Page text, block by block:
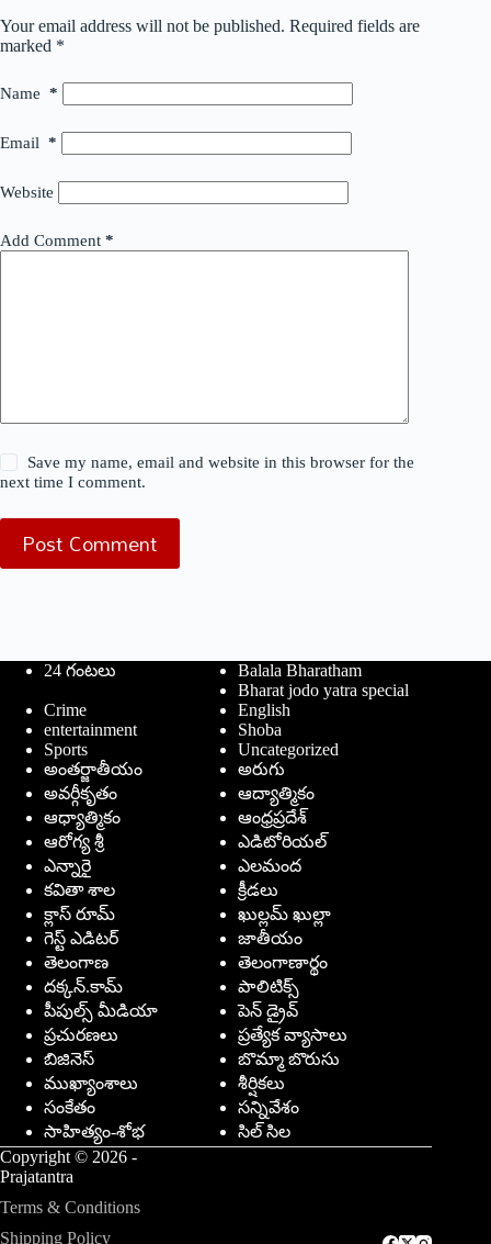
Your email address will not be published. Required fields are
marked *
Name *
Email *
Website
Add Comment *
Save my name, email and website in this browser for the
next time I comment.
Post Comment
24 గంటలు
Balala Bharatham
Bharat jodo yatra special
Crime
English
entertainment
Shoba
Sports
Uncategorized
అంతర్జాతీయం
అరుగు
అవర్గీకృతం
ఆద్యాత్మికం
ఆధ్యాత్మికం
ఆంధ్రప్రదేశ్
ఆరోగ్య శ్రీ
ఎడిటోరియల్
ఎన్నారై
ఎలమంద
కవితా శాల
క్రీడలు
క్లాస్ రూమ్
ఖుల్లమ్ ఖుల్లా
గెస్ట్ ఎడిటర్
జాతీయం
తెలంగాణ
తెలంగాణార్థం
దక్కన్.కామ్
పాలిటిక్స్
పీపుల్స్ ‌మీడియా
పెన్ డ్రైవ్
ప్రచురణలు
ప్రత్యేక వ్యాసాలు
బిజినెస్
బొమ్మా బొరుసు
ముఖ్యాంశాలు
శీర్షికలు
సంకేతం
సన్నివేశం
సాహిత్యం-శోభ
సిల్ సిల
Copyright © 2026 -
Prajatantra
Terms & Conditions
Shipping Policy